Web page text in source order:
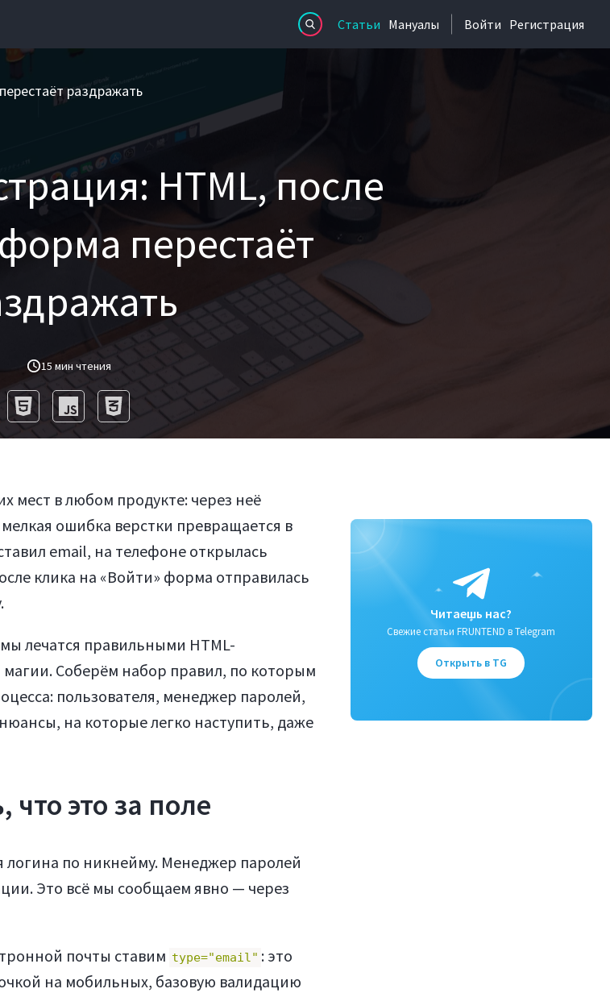
Статьи Мануалы Войти Регистрация
HTML, после
перестаёт
15 мин чтения
раздражать
мест в любом продукте: через неё
ошибка верстки превращается в
email, на телефоне открылась
клика на «Войти» форма отправилась
лечатся правильными HTML-
Соберём набор правил, по которым
пользователя, менеджер паролей,
на которые легко наступить, даже
что это за поле
логина по никнейму. Менеджер паролей
Это всё мы сообщаем явно — через
почты ставим type="email" : это
на мобильных, базовую валидацию
Читаешь нас?
Свежие статьи FRUNTEND в Telegram
Открыть в TG